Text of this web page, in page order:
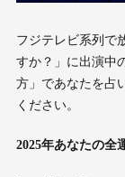
フジテレビ系列で
すか？」に出演中
方」であなたを占
ください。
2025年あなたの全